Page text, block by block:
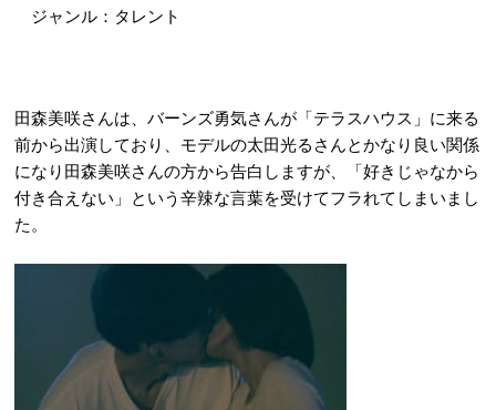
ジャンル：タレント
田森美咲さんは、バーンズ勇気さんが「テラスハウス」に来る
前から出演しており、モデルの太田光るさんとかなり良い関係
になり田森美咲さんの方から告白しますが、「好きじゃなから
付き合えない」という辛辣な言葉を受けてフラれてしまいまし
た。